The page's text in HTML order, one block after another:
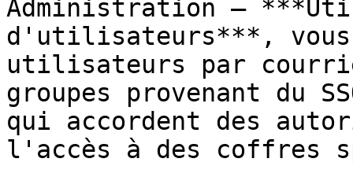
Administration –
d'utilisateurs***, vous
utilisateurs par
groupes provenant du
qui accordent des
l'accès à des coffres